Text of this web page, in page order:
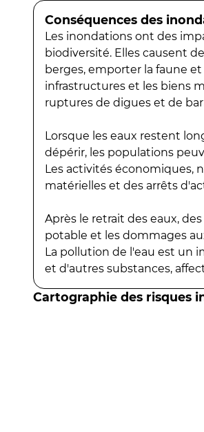
Conséquences des
Les inondations ont des
biodiversité. Elles causent
berges, emporter la faune
infrastructures et les biens
ruptures de digues et de
Lorsque les eaux restent
dépérir, les populations
Les activités économiques,
matérielles et des arrêts
Après le retrait des eaux,
potable et les dommages
La pollution de l'eau est un
et d'autres substances,
Cartographie des risques